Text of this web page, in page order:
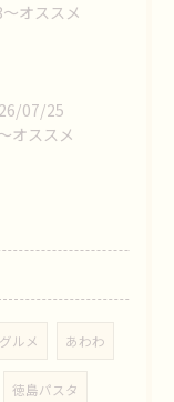
〜オススメ
07/25
オススメ
ルメ あわわ
徳島パスタ